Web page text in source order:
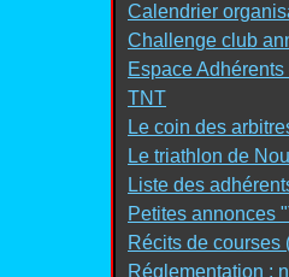
Calendrier
Challenge club
Espace
TNT
Le coin des
Le triathlon de
Liste des
Petites annonces
Récits de courses
Réglementation :